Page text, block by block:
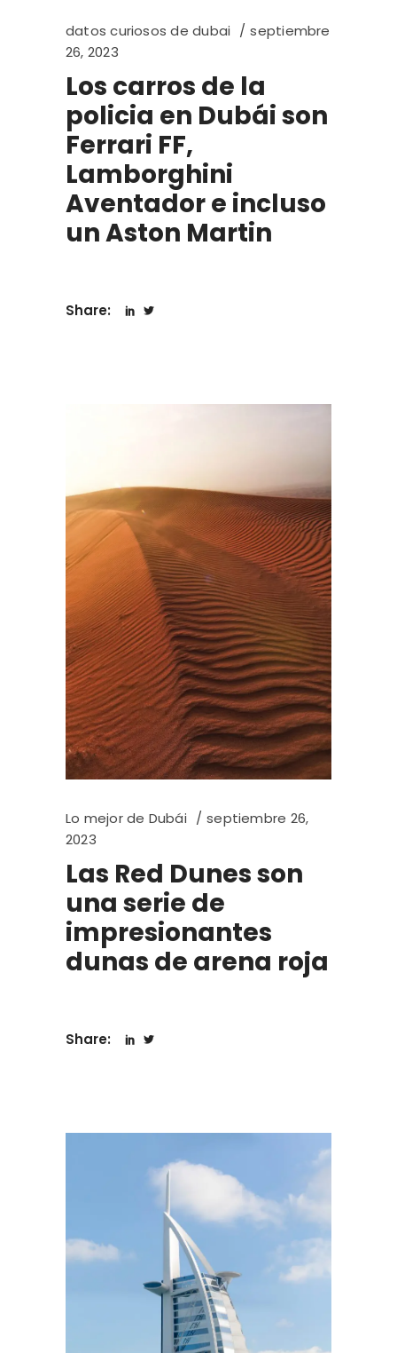
datos curiosos de dubai
septiembre
26, 2023
Los carros de la
policia en Dubái son
Ferrari FF,
Lamborghini
Aventador e incluso
un Aston Martin
Share:
Lo mejor de Dubái
septiembre 26,
2023
Las Red Dunes son
una serie de
impresionantes
dunas de arena roja
Share: